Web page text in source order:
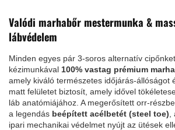
Valódi marhabőr mestermunka &
lábvédelem
Minden egyes pár 3-soros alternatív
kézimunkával 100% vastag prémium
amely kiváló természetes időjárás-állóságot
matt felületet biztosít, amely idővel
láb anatómiájához. A megerősített orr-
a legendás beépített acélbetét (steel toe)
ipari mechanikai védelmet nyújt az ütések